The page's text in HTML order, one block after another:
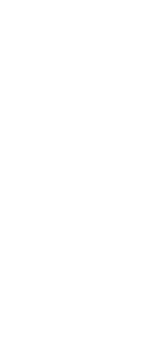
oder
arbeiten
Zulassung
ist notwendig,
ist.
Tierärztin